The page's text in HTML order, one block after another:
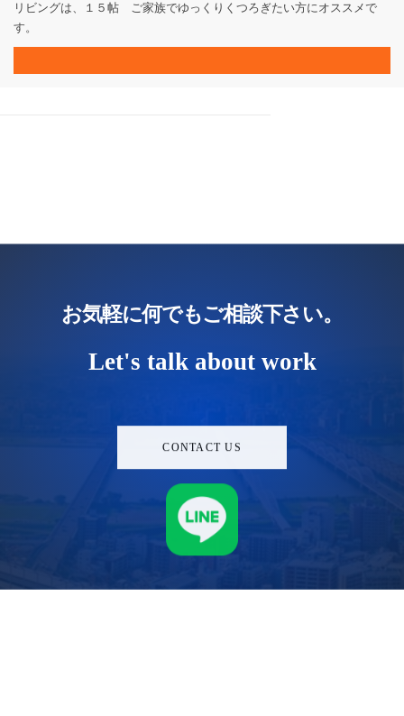
リビングは、１５帖 ご家族でゆっくりくつろぎたい方にオススメで
す。
お気軽に何でもご相談下さい。
Let's talk about work
CONTACT US